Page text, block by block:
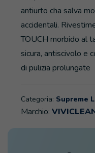
antiurto cha salva
accidentali.
TOUCH morbido al
sicura, antiscivolo e
di pulizia prolungate
Categoria: Supreme
Marchio: